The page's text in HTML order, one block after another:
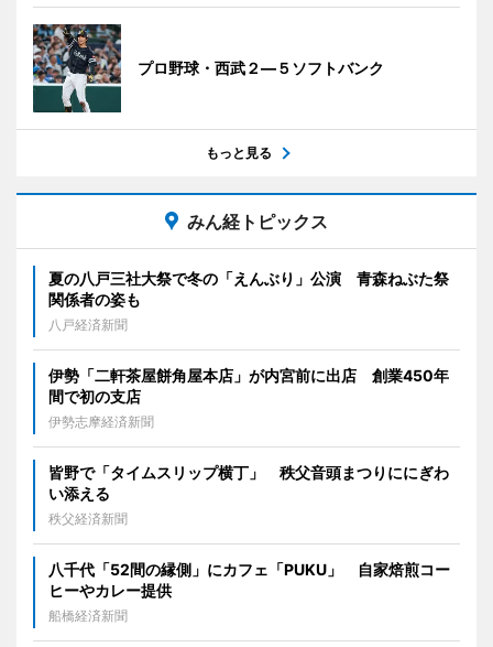
プロ野球・西武２―５ソフトバンク
もっと見る
みん経トピックス
夏の八戸三社大祭で冬の「えんぶり」公演 青森ねぶた祭
関係者の姿も
八戸経済新聞
伊勢「二軒茶屋餅角屋本店」が内宮前に出店 創業450年
間で初の支店
伊勢志摩経済新聞
皆野で「タイムスリップ横丁」 秩父音頭まつりににぎわ
い添える
秩父経済新聞
八千代「52間の縁側」にカフェ「PUKU」 自家焙煎コー
ヒーやカレー提供
船橋経済新聞